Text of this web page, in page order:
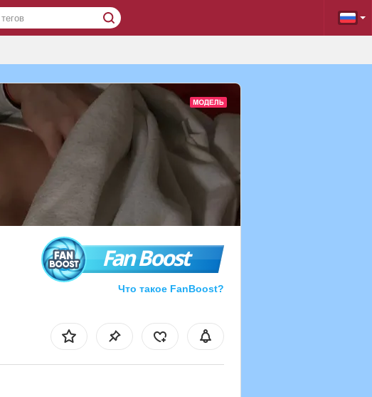
Fan Boost
Что такое FanBoost?